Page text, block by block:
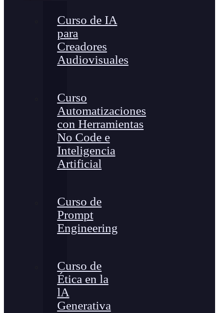
Curso de IA
para
Creadores
Audiovisuales
Curso
Automatizaciones
con Herramientas
No Code e
Inteligencia
Artificial
Curso de
Prompt
Engineering
Curso de
Ética en la
lA
Generativa